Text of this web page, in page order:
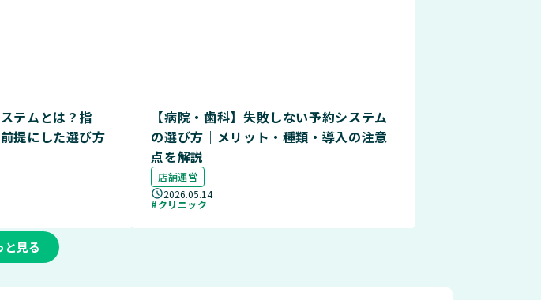
テムとは？指
提にした選び方
【病院・歯科】失敗しない予約システム
の選び方｜メリット・種類・導入の注意
点を解説
店舗運営
2026.05.14
#クリニック
と見る